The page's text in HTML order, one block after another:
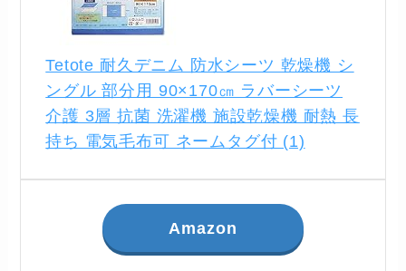
Tetote 耐久デニム 防水シーツ 乾燥機 シ
ングル 部分用 90×170㎝ ラバーシーツ
介護 3層 抗菌 洗濯機 施設乾燥機 耐熱 長
持ち 電気毛布可 ネームタグ付 (1)
Amazon